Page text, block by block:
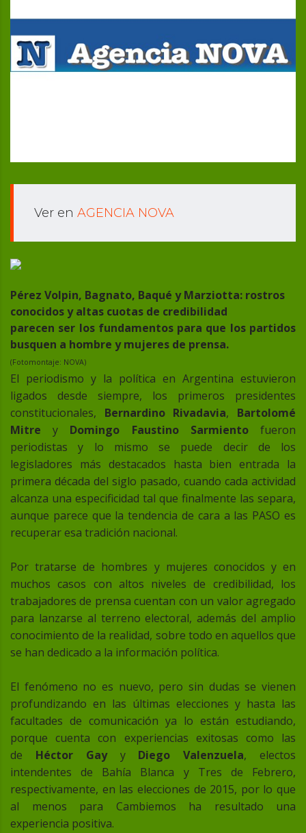
Ver en AGENCIA NOVA
Pérez Volpin, Bagnato, Baqué y Marziotta: rostros
conocidos y altas cuotas de credibilidad
parecen ser los fundamentos para que los partidos
busquen a hombre y mujeres de prensa.
(Fotomontaje: NOVA)
El periodismo y la política en Argentina estuvieron
ligados desde siempre, los primeros presidentes
constitucionales, Bernardino Rivadavia, Bartolomé
Mitre y Domingo Faustino Sarmientofueron
periodistas y lo mismo se puede decir de los
legisladores más destacados hasta bien entrada la
primera década del siglo pasado, cuando cada actividad
alcanza una especificidad tal que finalmente las separa,
aunque parece que la tendencia de cara a las PASO es
recuperar esa tradición nacional.
Por tratarse de hombres y mujeres conocidos y en
muchos casos con altos niveles de credibilidad, los
trabajadores de prensa cuentan con un valor agregado
para lanzarse al terreno electoral, además del amplio
conocimiento de la realidad, sobre todo en aquellos que
se han dedicado a la información política.
El fenómeno no es nuevo, pero sin dudas se vienen
profundizando en las últimas elecciones y hasta las
facultades de comunicación ya lo están estudiando,
porque cuenta con experiencias exitosas como las
de Héctor Gayy Diego Valenzuela, electos
intendentes de Bahía Blanca y Tres de Febrero,
respectivamente, en las elecciones de 2015, por lo que
al menos para Cambiemos ha resultado una
experiencia positiva.